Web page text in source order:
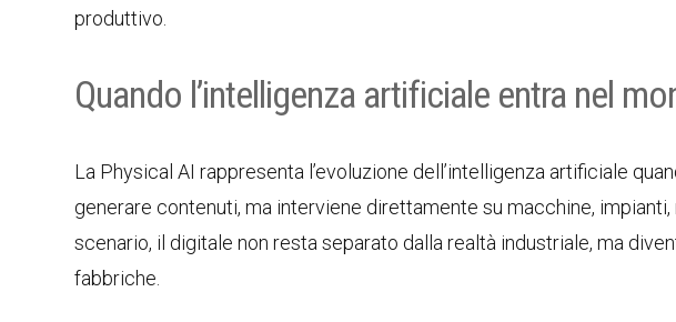
produttivo.
Quando l’intelligenza artificiale entra nel
La Physical AI rappresenta l’evoluzione dell’intelligenza artificiale
generare contenuti, ma interviene direttamente su macchine,
scenario, il digitale non resta separato dalla realtà industriale, ma
fabbriche.